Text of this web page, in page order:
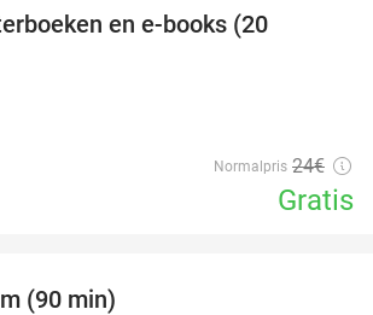
en e-books (20
Normalpris 24€
Gratis
(90 min)